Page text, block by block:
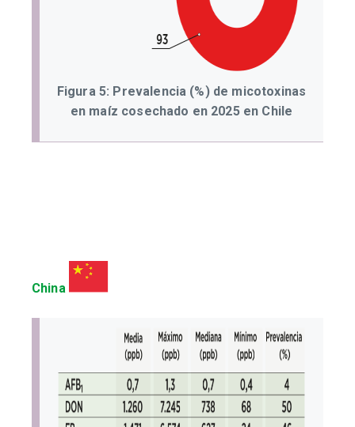
Figura 5: Prevalencia (%) de micotoxinas
en maíz cosechado en 2025 en Chile
China